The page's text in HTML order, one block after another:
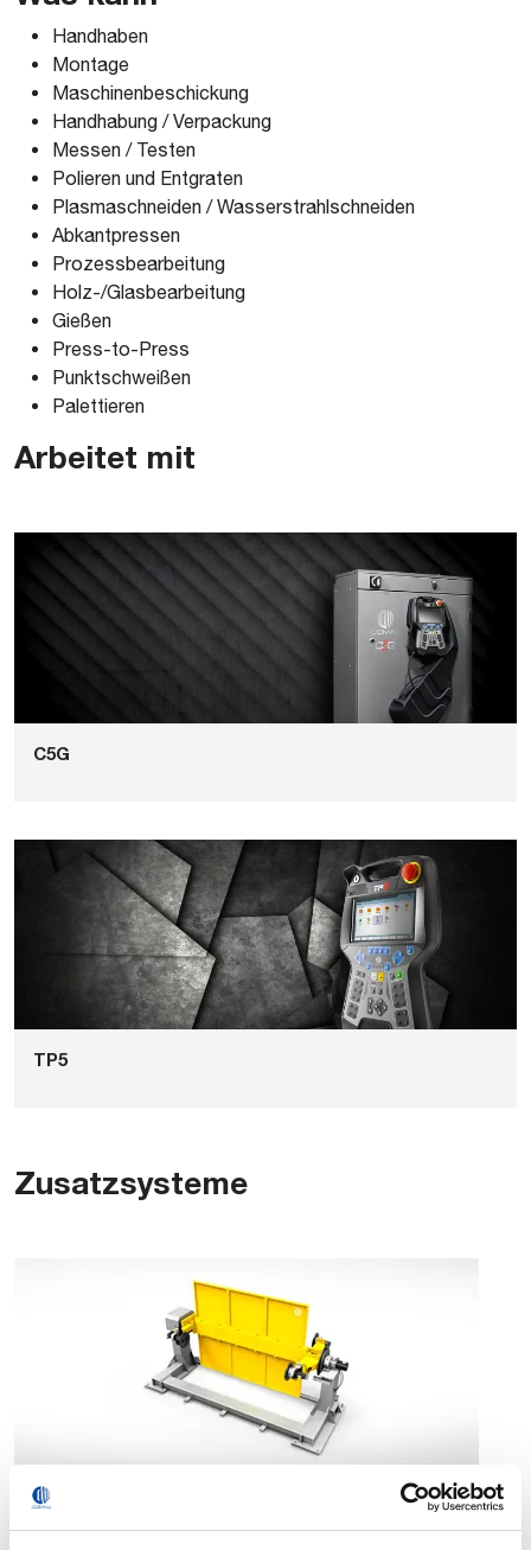
Handhaben
Montage
Maschinenbeschickung
Handhabung / Verpackung
Messen / Testen
Polieren und Entgraten
Plasmaschneiden / Wasserstrahlschneiden
Abkantpressen
Prozessbearbeitung
Holz-/Glasbearbeitung
Gießen
Press-to-Press
Punktschweißen
Palettieren
Arbeitet mit
C5G
TP5
Zusatzsysteme
Positionierer